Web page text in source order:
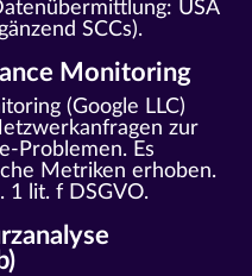
USA
SCCs).
Monitoring
(Google LLC)
zur
Problemen. Es
Metriken erhoben.
1 lit. f DSGVO.